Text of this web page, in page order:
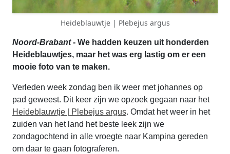
Heideblauwtje | Plebejus argus
Noord-Brabant- We hadden keuzen uit honderden
Heideblauwtjes, maar het was erg lastig om er een
mooie foto van te maken.
Verleden week zondag ben ik weer met johannes op
pad geweest. Dit keer zijn we opzoek gegaan naar het
Heideblauwtje | Plebejus argus. Omdat het weer in het
zuiden van het land het beste leek zijn we
zondagochtend in alle vroegte naar Kampina gereden
om daar te gaan fotograferen.